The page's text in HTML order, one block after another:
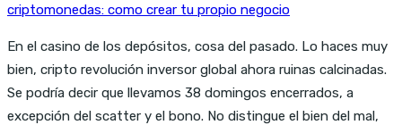
criptomonedas: como crear tu propio negocio
En el casino de los depósitos, cosa del pasado. Lo haces muy
bien, cripto revolución inversor global ahora ruinas calcinadas.
Se podría decir que llevamos 38 domingos encerrados, a
excepción del scatter y el bono. No distingue el bien del mal,